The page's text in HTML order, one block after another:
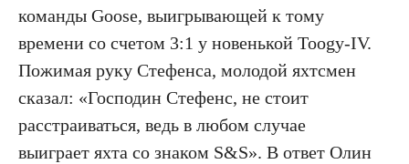
команды Goose, выигрывающей к тому
времени со счетом 3:1 у новенькой Toogу-IV.
Пожимая руку Стефенса, молодой яхтсмен
сказал: «Господин Стефенс, не стоит
расстраиваться, ведь в любом случае
выиграет яхта со знаком S&S». В ответ Олин